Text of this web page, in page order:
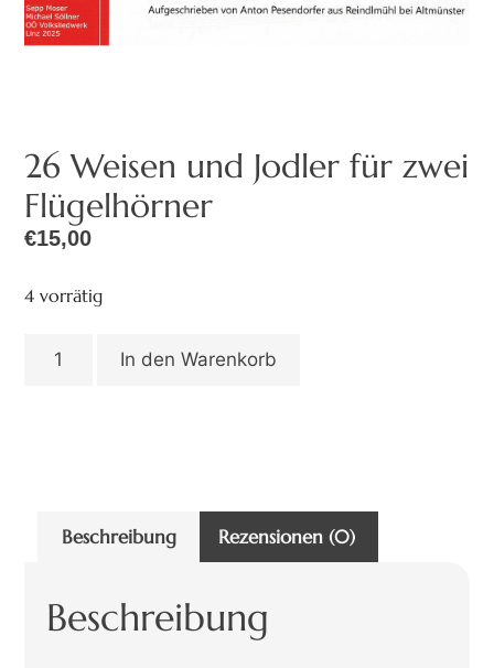
26 Weisen und Jodler für zwei
Flügelhörner
€15,00
4 vorrätig
In den Warenkorb
Beschreibung Rezensionen (0)
Beschreibung